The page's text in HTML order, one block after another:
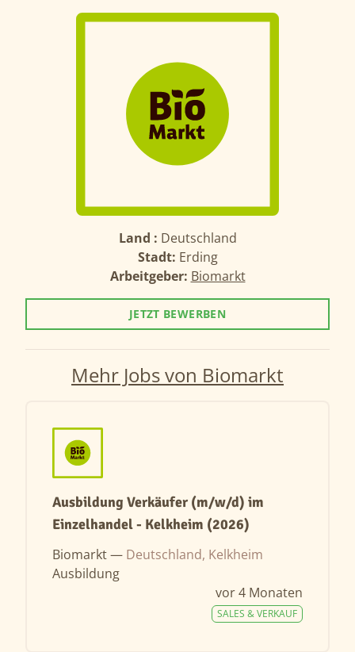
Land : Deutschland
Stadt: Erding
Arbeitgeber: Biomarkt
JETZT BEWERBEN
Mehr Jobs von Biomarkt
Ausbildung Verkäufer (m/w/d) im
Einzelhandel - Kelkheim (2026)
Biomarkt — Deutschland, Kelkheim
Ausbildung
vor 4 Monaten
SALES & VERKAUF